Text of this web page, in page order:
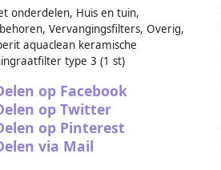
onderdelen, Huis en tuin,
Vervangingsfilters, Overig,
aquaclean keramische
type 3 (1 st)